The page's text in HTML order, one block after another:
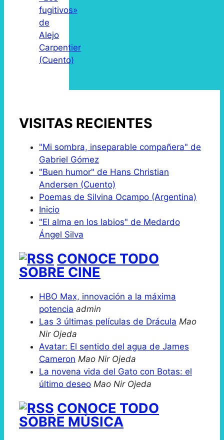
fugitivos»
de
Alejo
Carpentier
(Cuento)
VISITAS RECIENTES
"Mi sombra, inseparable compañera" de
Gabriel Gómez
"Buen humor" de Hans Christian
Andersen (Cuento)
Poemas de Silvina Ocampo (Argentina)
Inicio
"El alma en los labios" de Medardo
Ángel Silva
CONOCE TODO
SOBRE CINE
HBO Max, innovación a la máxima
potencia admin
Las 3 últimas películas de Drácula Mao
Nir Ojeda
Avatar: El sentido del agua de James
Cameron Mao Nir Ojeda
La novena vida del Gato con Botas: el
último deseo Mao Nir Ojeda
CONOCE TODO
SOBRE MÚSICA